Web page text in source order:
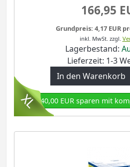
166,95
Grundpreis: 4,17 EUR
inkl. MwSt. zzgl.
Lagerbestand:
Lieferzeit: 1-3
In den Warenkorb
140,00 EUR sparen mit